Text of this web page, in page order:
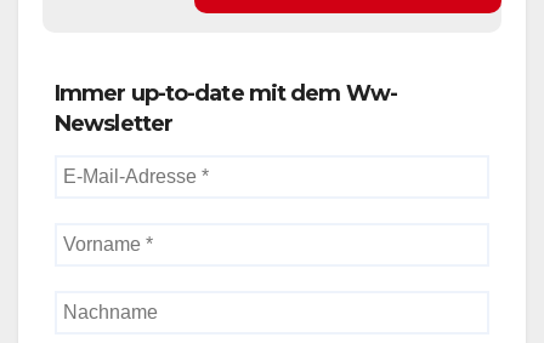
Immer up-to-date mit dem Ww-
Newsletter